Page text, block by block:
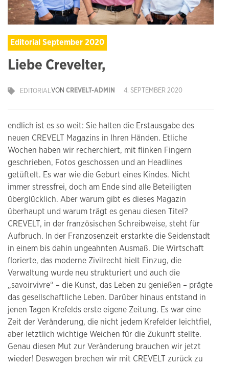
Editorial September 2020
Liebe Crevelter,
VON CREVELT-ADMIN 4. SEPTEMBER 2020
EDITORIAL
endlich ist es so weit: Sie halten die Erstausgabe des
neuen CREVELT Magazins in Ihren Händen. Etliche
Wochen haben wir recherchiert, mit flinken Fingern
geschrieben, Fotos geschossen und an Headlines
getüftelt. Es war wie die Geburt eines Kindes. Nicht
immer stressfrei, doch am Ende sind alle Beteiligten
überglücklich. Aber warum gibt es dieses Magazin
überhaupt und warum trägt es genau diesen Titel?
CREVELT, in der französischen Schreibweise, steht für
Aufbruch. In der Franzosenzeit erstarkte die Seidenstadt
in einem bis dahin ungeahnten Ausmaß. Die Wirtschaft
florierte, das moderne Zivilrecht hielt Einzug, die
Verwaltung wurde neu strukturiert und auch die
„savoirvivre“ – die Kunst, das Leben zu genießen – prägte
das gesellschaftliche Leben. Darüber hinaus entstand in
jenen Tagen Krefelds erste eigene Zeitung. Es war eine
Zeit der Veränderung, die nicht jedem Krefelder leichtfiel,
aber letztlich wichtige Weichen für die Zukunft stellte.
Genau diesen Mut zur Veränderung brauchen wir jetzt
wieder! Deswegen brechen wir mit CREVELT zurück zu